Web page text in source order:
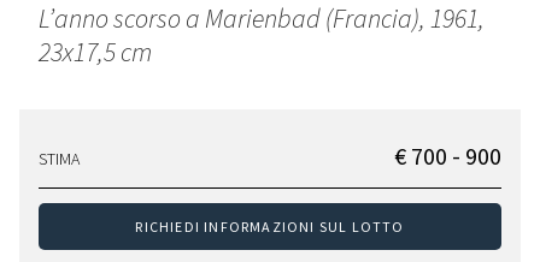
L’anno scorso a Marienbad (Francia), 1961,
23x17,5 cm
STIMA € 700 - 900
RICHIEDI INFORMAZIONI SUL LOTTO